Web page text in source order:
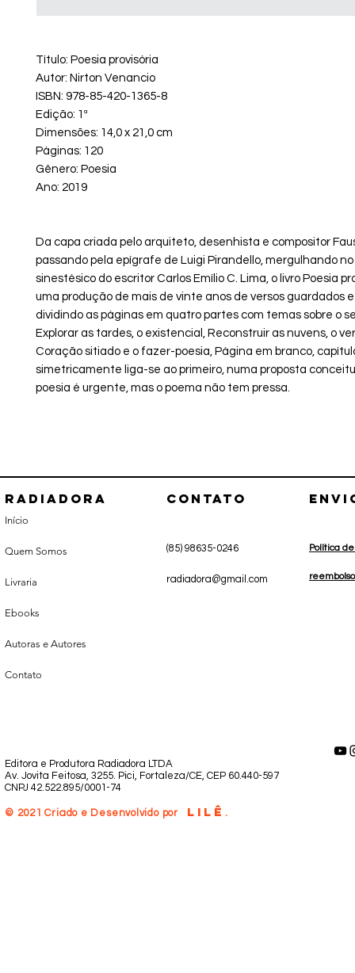
Título: Poesia provisória
Autor: Nirton Venancio
ISBN: 978-85-420-1365-8
Edição: 1ª
Dimensões: 14,0 x 21,0 cm
Páginas: 120
Gênero: Poesia
Ano: 2019
Da capa criada pelo arquiteto, desenhista e compositor
passando pela epígrafe de Luigi Pirandello, mergulhando
sinestésico do escritor Carlos Emílio C. Lima, o livro Poesia
uma produção de mais de vinte anos de versos guardados
dividindo as páginas em quatro partes com temas sobre o
Explorar as tardes, o existencial, Reconstruir as nuvens, o
Coração sitiado e o fazer-poesia, Página em branco,
simetricamente liga-se ao primeiro, numa proposta
poesia é urgente, mas o poema não tem pressa.
Radiadora
Início
Quem Somos
Livraria
Ebooks
Autoras e Autores
Contato
CONTATO
(85) 98635-0246
radiadora@gmail.com
Política
reembolso
Editora e Produtora Radiadora LTDA
Av. Jovita Feitosa, 3255. Pici, Fortaleza/CE, CEP 60.440-597
CNPJ 42.522.895/0001-74
© 2021 Criado e Desenvolvido por LILÊ.